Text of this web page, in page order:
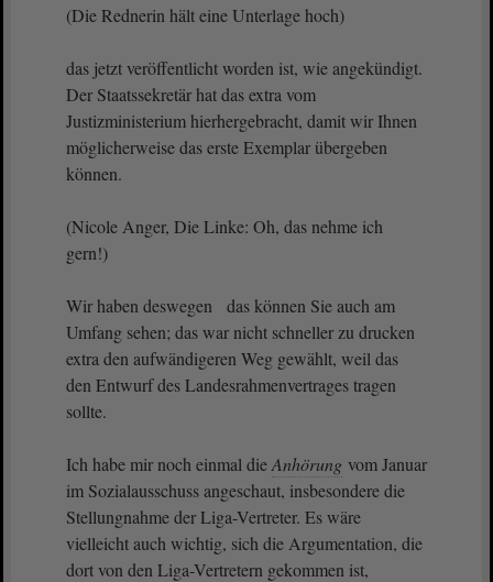
(Die Rednerin hält eine Unterlage hoch)
das jetzt veröffentlicht worden ist, wie angekündigt.
Der Staatssekretär hat das extra vom
Justizministerium hierhergebracht, damit wir Ihnen
möglicherweise das erste Exemplar übergeben
können.
(Nicole Anger, Die Linke: Oh, das nehme ich
gern!)
Wir haben deswegen das können Sie auch am
Umfang sehen; das war nicht schneller zu drucken
extra den aufwändigeren Weg gewählt, weil das
den Entwurf des Landesrahmenvertrages tragen
sollte.
Ich habe mir noch einmal dieAnhörung vom Januar
im Sozialausschuss angeschaut, insbesondere die
Stellungnahme der Liga-Vertreter. Es wäre
vielleicht auch wichtig, sich die Argumentation, die
dort von den Liga-Vertretern gekommen ist,